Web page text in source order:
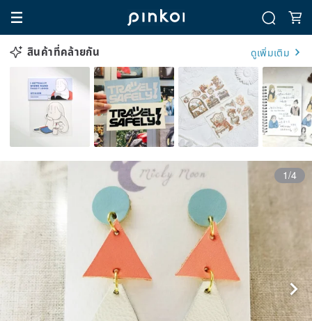
สินค้าที่คล้ายกัน ดูเพิ่มเติม
1/4